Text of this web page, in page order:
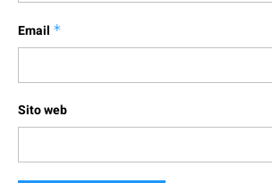
Email *
Sito web